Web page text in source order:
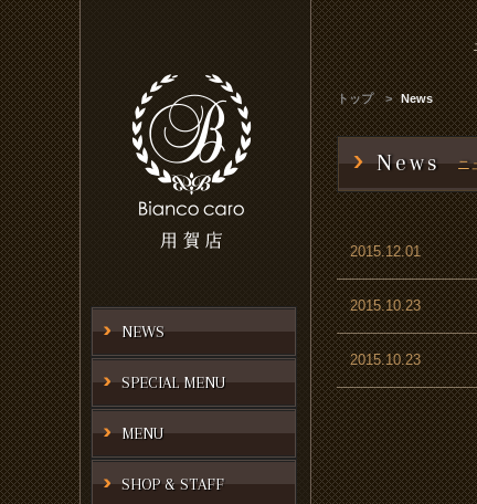
NEWS
SPECIAL MENU
MENU
SHOP & STAFF
トップ News
News ニ
2015.12.01
2015.10.23
2015.10.23